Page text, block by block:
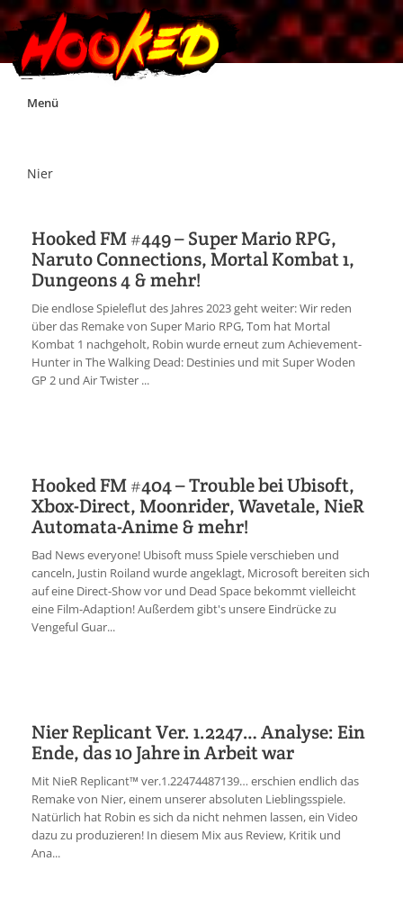
Skip
Menü
Impressum
Jobs
Discord
Nier
Hooked FM #449 – Super Mario RPG,
Naruto Connections, Mortal Kombat 1,
Dungeons 4 & mehr!
Die endlose Spieleflut des Jahres 2023 geht weiter: Wir reden
über das Remake von Super Mario RPG, Tom hat Mortal
Kombat 1 nachgeholt, Robin wurde erneut zum Achievement-
Hunter in The Walking Dead: Destinies und mit Super Woden
GP 2 und Air Twister ...
Hooked FM #404 – Trouble bei Ubisoft,
Xbox-Direct, Moonrider, Wavetale, NieR
Automata-Anime & mehr!
Bad News everyone! Ubisoft muss Spiele verschieben und
canceln, Justin Roiland wurde angeklagt, Microsoft bereiten sich
auf eine Direct-Show vor und Dead Space bekommt vielleicht
eine Film-Adaption! Außerdem gibt's unsere Eindrücke zu
Vengeful Guar...
Nier Replicant Ver. 1.2247… Analyse: Ein
Ende, das 10 Jahre in Arbeit war
Mit NieR Replicant™ ver.1.22474487139… erschien endlich das
Remake von Nier, einem unserer absoluten Lieblingsspiele.
Natürlich hat Robin es sich da nicht nehmen lassen, ein Video
dazu zu produzieren! In diesem Mix aus Review, Kritik und
Ana...